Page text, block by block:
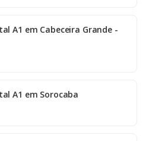
A1 em Cabeceira Grande -
A1 em Sorocaba